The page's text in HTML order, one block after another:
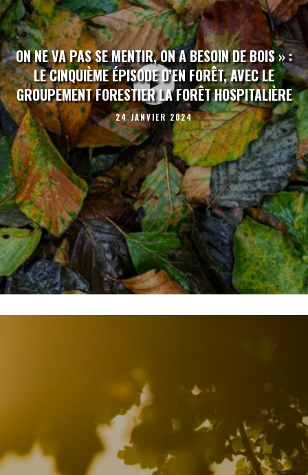
ON NE VA PAS SE MENTIR, ON A BESOIN DE BOIS » :
LE CINQUIÈME ÉPISODE D’EN FORÊT, AVEC LE
GROUPEMENT FORESTIER LA FORÊT HOSPITALIÈRE
24 JANVIER 2024